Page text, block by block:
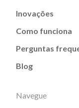
Inovações
Como funciona
Perguntas
Blog
Navegue